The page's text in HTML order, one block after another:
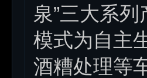
泉”三大系
模式为自主
酒糟处理等